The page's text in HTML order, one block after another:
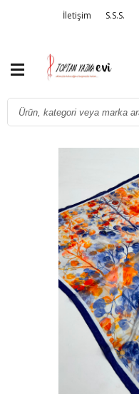
İletişim S.S.S.